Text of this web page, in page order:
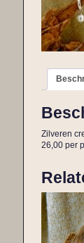
Zilveren
26,00 per